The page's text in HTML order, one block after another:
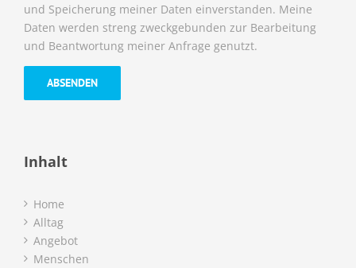
und Speicherung meiner Daten einverstanden. Meine
Daten werden streng zweckgebunden zur Bearbeitung
und Beantwortung meiner Anfrage genutzt.
Inhalt
Home
Alltag
Angebot
Menschen